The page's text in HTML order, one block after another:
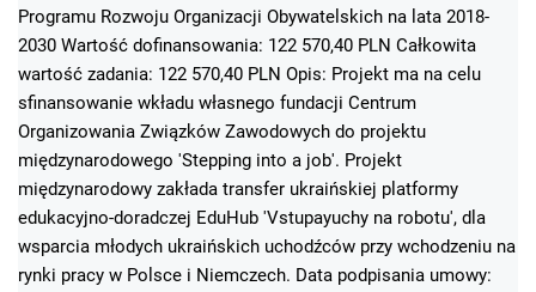
Programu Rozwoju Organizacji Obywatelskich na lata 2018-
2030 Wartość dofinansowania: 122 570,40 PLN Całkowita
wartość zadania: 122 570,40 PLN Opis: Projekt ma na celu
sfinansowanie wkładu własnego fundacji Centrum
Organizowania Związków Zawodowych do projektu
międzynarodowego 'Stepping into a job'. Projekt
międzynarodowy zakłada transfer ukraińskiej platformy
edukacyjno-doradczej EduHub 'Vstupayuchy na robotu', dla
wsparcia młodych ukraińskich uchodźców przy wchodzeniu na
rynki pracy w Polsce i Niemczech. Data podpisania umowy: